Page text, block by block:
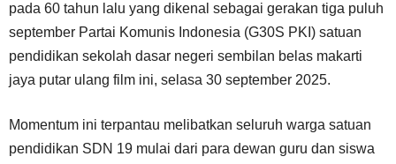
pada 60 tahun lalu yang dikenal sebagai gerakan tiga puluh
september Partai Komunis Indonesia (G30S PKI) satuan
pendidikan sekolah dasar negeri sembilan belas makarti
jaya putar ulang film ini, selasa 30 september 2025.
Momentum ini terpantau melibatkan seluruh warga satuan
pendidikan SDN 19 mulai dari para dewan guru dan siswa